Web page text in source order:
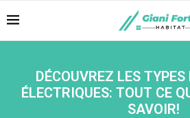
DÉCOUVREZ LES
ÉLECTRIQUES: TOUT CE
SAVOIR!